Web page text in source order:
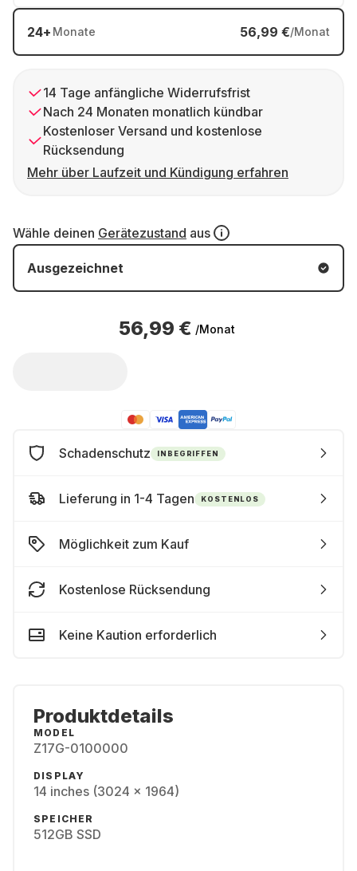
24+ Monate 56,99 €/Monat
14 Tage anfängliche Widerrufsfrist
Nach 24 Monaten monatlich kündbar
Kostenloser Versand und kostenlose
Rücksendung
Mehr über Laufzeit und Kündigung erfahren
Wähle deinen Gerätezustand aus
Ausgezeichnet
56,99 € /Monat
Schadenschutz INBEGRIFFEN
Lieferung in 1-4 Tagen KOSTENLOS
Möglichkeit zum Kauf
Kostenlose Rücksendung
Keine Kaution erforderlich
Produktdetails
MODEL
Z17G-0100000
DISPLAY
14 inches (3024 x 1964)
SPEICHER
512GB SSD